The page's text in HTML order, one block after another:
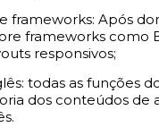
frameworks: Após
frameworks como
responsivos;
todas as funções
dos conteúdos de